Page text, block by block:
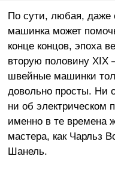
По сути, любая, даже
машинка может
конце концов, эпоха
вторую половину XIX
швейные машинки
довольно просты. Ни
ни об электрическом
именно в те времена
мастера, как Чарльз
Шанель.